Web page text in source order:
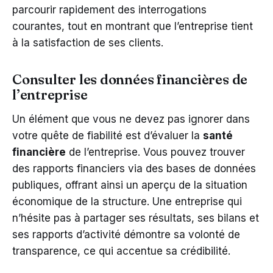
parcourir rapidement des interrogations
courantes, tout en montrant que l’entreprise tient
à la satisfaction de ses clients.
Consulter les données financières de
l’entreprise
Un élément que vous ne devez pas ignorer dans
votre quête de fiabilité est d’évaluer la santé
financière de l’entreprise. Vous pouvez trouver
des rapports financiers via des bases de données
publiques, offrant ainsi un aperçu de la situation
économique de la structure. Une entreprise qui
n’hésite pas à partager ses résultats, ses bilans et
ses rapports d’activité démontre sa volonté de
transparence, ce qui accentue sa crédibilité.